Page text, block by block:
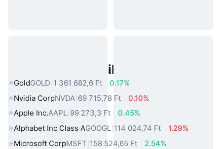
Népszerű Való Világbeli Eszközök
GoldGOLD 1 361 682,6 Ft
0.17%
Nvidia CorpNVDA 69 715,78 Ft
0.10%
Apple Inc.AAPL 99 273,3 Ft
0.45%
Alphabet Inc Class AGOOGL 114 024,74 Ft
1.29%
Microsoft CorpMSFT 158 524,65 Ft
2.54%